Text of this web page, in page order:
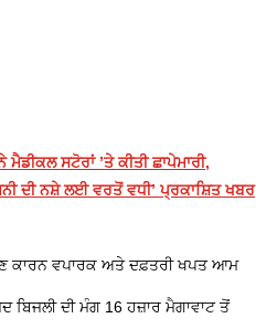
ਸਟੋਰਾਂ ’ਤੇ ਕੀਤੀ ਛਾਪੇਮਾਰੀ,
ਦੀ ਨਸ਼ੇ ਲਈ ਵਰਤੋਂ ਵਧੀ’ ਪ੍ਰਕਾਸ਼ਿਤ ਖਬਰ
ਕਾਰਨ ਵਪਾਰਕ ਅਤੇ ਦਫ਼ਤਰੀ ਖਪਤ ਆਮ
ਬਿਜਲੀ ਦੀ ਮੰਗ 16 ਹਜ਼ਾਰ ਮੈਗਾਵਾਟ ਤੋਂ